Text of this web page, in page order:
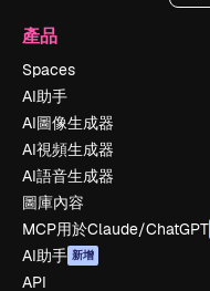
產品
Spaces
AI助手
AI圖像生成器
AI視頻生成器
AI語音生成器
圖庫內容
MCP用於Claude/ChatGPT
AI助手 新增
API